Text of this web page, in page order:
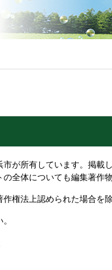
が所有しています。掲載
全体についても編集著作
権法上認められた場合を